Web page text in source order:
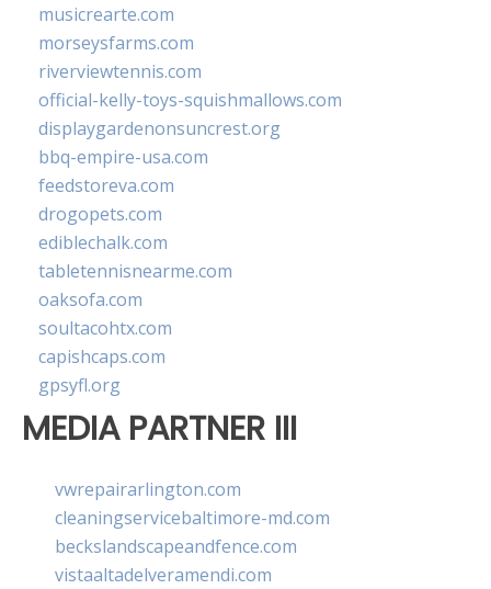
musicrearte.com
morseysfarms.com
riverviewtennis.com
official-kelly-toys-squishmallows.com
displaygardenonsuncrest.org
bbq-empire-usa.com
feedstoreva.com
drogopets.com
ediblechalk.com
tabletennisnearme.com
oaksofa.com
soultacohtx.com
capishcaps.com
gpsyfl.org
MEDIA PARTNER III
vwrepairarlington.com
cleaningservicebaltimore-md.com
beckslandscapeandfence.com
vistaaltadelveramendi.com